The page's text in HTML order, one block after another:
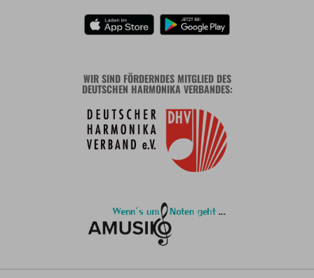
WIR SIND FÖRDERNDES MITGLIED DES
DEUTSCHEN HARMONIKA VERBANDES: